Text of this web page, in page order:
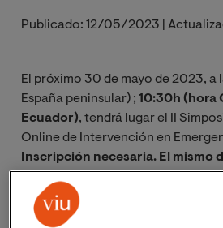
Publicado: 12/05/2023
El próximo 30 de mayo de 2023, a
España peninsular) ; 10:30h (hora
Ecuador), tendrá lugar el II
Online de Intervención en
Inscripción necesaria. El mismo
La intervención en conflictos